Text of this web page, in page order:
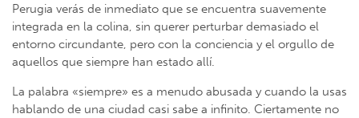
Perugia verás de inmediato que se encuentra suavemente
integrada en la colina, sin querer perturbar demasiado el
entorno circundante, pero con la conciencia y el orgullo de
aquellos que siempre han estado allí.
La palabra «siempre» es a menudo abusada y cuando la usas
hablando de una ciudad casi sabe a infinito. Ciertamente no